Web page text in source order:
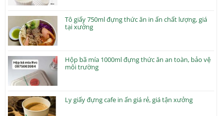
Tô giấy 750ml đựng thức ăn in ấn chất lượng, giá
tại xưởng
Hộp bã mía 1000ml đựng thức ăn an toàn, bảo vệ
môi trường
Ly giấy đựng cafe in ấn giá rẻ, giá tận xưởng